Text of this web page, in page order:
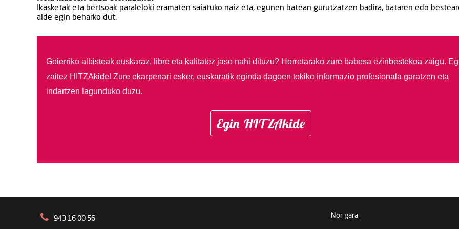
Ikasketak eta bertsoak paraleloki eramaten saiatuko naiz eta, egunen batean gurutzatzen badira, bataren edo
alde egin beharko dut.
Goierriko albisteak euskaraz, libre eta kalitatez jaso nahi dituzu? Horretarako zure babesa ezinbestekoa zaigu.
zaitez HITZAkide! Zure ekarpenari esker, euskaratik eginda dagoen tokiko informazio profesionala garatzen eta
indartzen lagunduko duzu.
Egin HITZAkide
943 16 00 56 Nor gara